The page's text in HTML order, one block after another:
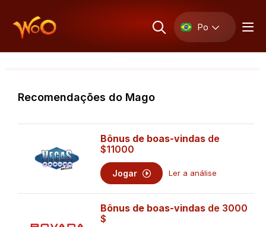
Po
Recomendações do Mago
Bônus de boas-vindas de
$11000
Jogar Ler a análise
Bônus de boas-vindas de 3000
$